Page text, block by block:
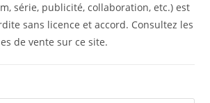
série, publicité, collaboration, etc.) est
sans licence et accord. Consultez les
de vente sur ce site.